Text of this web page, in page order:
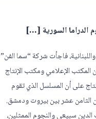
الدراما السورية […]
فاجأت شركة “سما الفن”
الإعلامي ومكتب الإنتاج
على أن المسلسل الذي تقوم
الثامن عشر بين بيروت ودمشق.
سبيعي والنجوم الممثلين،